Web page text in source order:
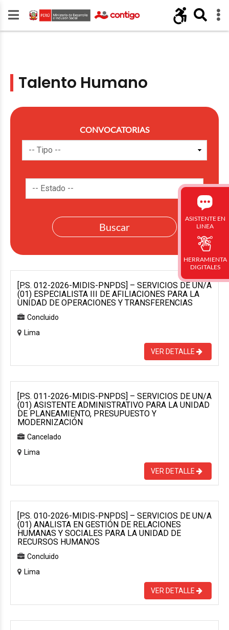
Talento Humano
CONVOCATORIAS
[P.S. 012-2026-MIDIS-PNPDS] – SERVICIOS DE UN/A
(01) ESPECIALISTA III DE AFILIACIONES PARA LA
UNIDAD DE OPERACIONES Y TRANSFERENCIAS
Concluido
Lima
VER DETALLE
[P.S. 011-2026-MIDIS-PNPDS] – SERVICIOS DE UN/A
(01) ASISTENTE ADMINISTRATIVO PARA LA UNIDAD
DE PLANEAMIENTO, PRESUPUESTO Y
MODERNIZACIÓN
Cancelado
Lima
VER DETALLE
[P.S. 010-2026-MIDIS-PNPDS] – SERVICIOS DE UN/A
(01) ANALISTA EN GESTIÓN DE RELACIONES
HUMANAS Y SOCIALES PARA LA UNIDAD DE
RECURSOS HUMANOS
Concluido
Lima
VER DETALLE
ASISTENTE EN
LINEA
HERRAMIENTA
DIGITALES